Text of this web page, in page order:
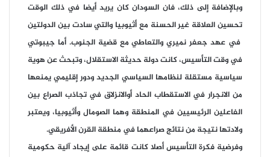
وبالإضافة إلى ذلك، فان السودان كان يريد أيضا في ذلك الوقت
تحسين العلاقة غير الحسنة مع أثيوبيا والتي سادت بين الدولتين
في عهد جعفر نميري والتعاطي مع قضية الجنوب. أما جيبوتي
في وقت التأسيس، كانت دولة حديثة الاستقلال، وتبحث عن هوية
سياسية مستقلة لنظامها السياسي الجديد ودور إقليمي يمنعها
من الانجرار في الاستقطاب الحاد أوالانزلاق في تجاذب الصراع بين
الفاعلين الرئيسيين في المنطقة وهما الصومال وأثيوبيا، ويعتبر
ولادتها نتيجة من نتائج صراعهما في منطقة القرن الأفريقي.
وفرضية فكرة التأسيس أصلا كانت قائمة على إيجاد آلية حكومية